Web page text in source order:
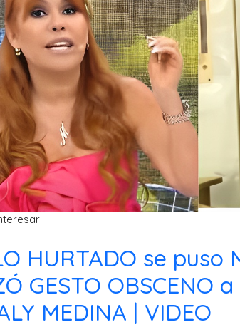
HURTADO se puso
GESTO OBSCENO
MEDINA | VIDEO